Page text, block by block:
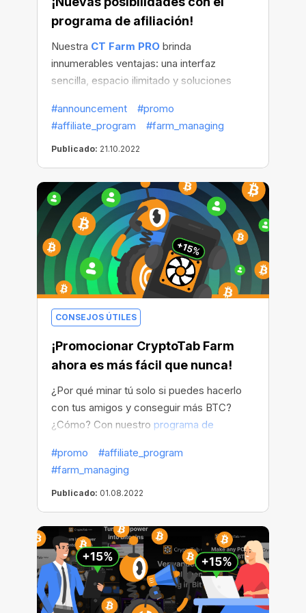
programa de afiliación!
Nuestra CT Farm PRO brinda
innumerables ventajas: una interfaz
sencilla, espacio ilimitado y soluciones
necesidad de un PC. Pero hay más... ¿Y
qué es? La respuesta es clara:
#announcement
#promo
#affiliate_program
#farm_managing
Publicado: 21.10.2022
CONSEJOS ÚTILES
¡Promocionar CryptoTab Farm
ahora es más fácil que nunca!
¿Por qué minar tú solo si puedes hacerlo
con tus amigos y conseguir más BTC?
¿Cómo? Con nuestro programa de
unirse a CryptoTab Farm con tu enlace de
referido para obtener una bonificación del
15 % de lo que mines
recibirán undescuento especial!
#promo
#affiliate_program
#farm_managing
Publicado: 01.08.2022